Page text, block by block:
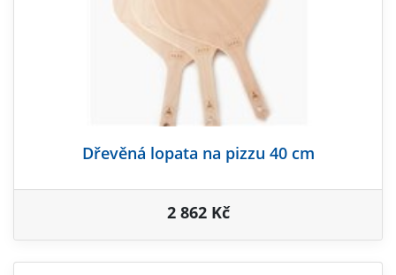
Dřevěná lopata na pizzu 40 cm
2 862 Kč